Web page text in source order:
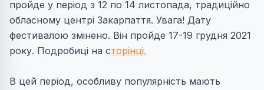
пройде у період з 12 по 14 листопада, традиційно
обласному центрі Закарпаття. Увага! Дату
фестивалою змінено. Він пройде 17-19 грудня 2021
року. Подробиці на сторінці.
В цей період, особливу популярність мають